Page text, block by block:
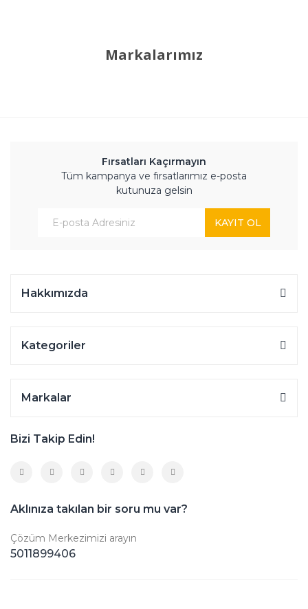
Markalarımız
Fırsatları Kaçırmayın
Tüm kampanya ve fırsatlarımız e-posta
kutunuza gelsin
KAYIT OL
Hakkımızda
Kategoriler
Markalar
Bizi Takip Edin!
Aklınıza takılan bir soru mu var?
Çözüm Merkezimizi arayın
5011899406